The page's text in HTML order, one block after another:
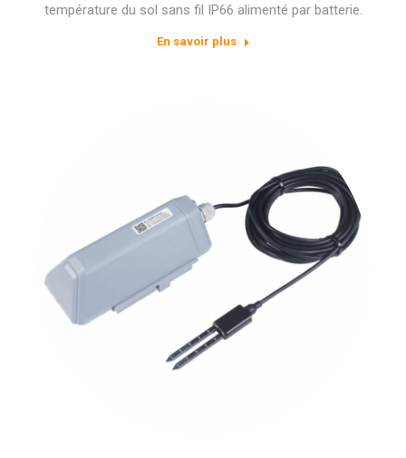
température du sol sans fil IP66 alimenté par batterie.
En savoir plus